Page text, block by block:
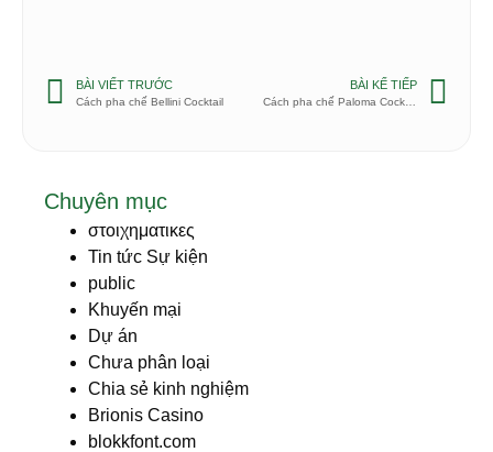
BÀI VIẾT TRƯỚC
Cách pha chế Bellini Cocktail
BÀI KẾ TIẾP
Chuyên mục
στοιχηματικες
Tin tức Sự kiện
public
Khuyến mại
Dự án
Chưa phân loại
Chia sẻ kinh nghiệm
Brionis Casino
blokkfont.com